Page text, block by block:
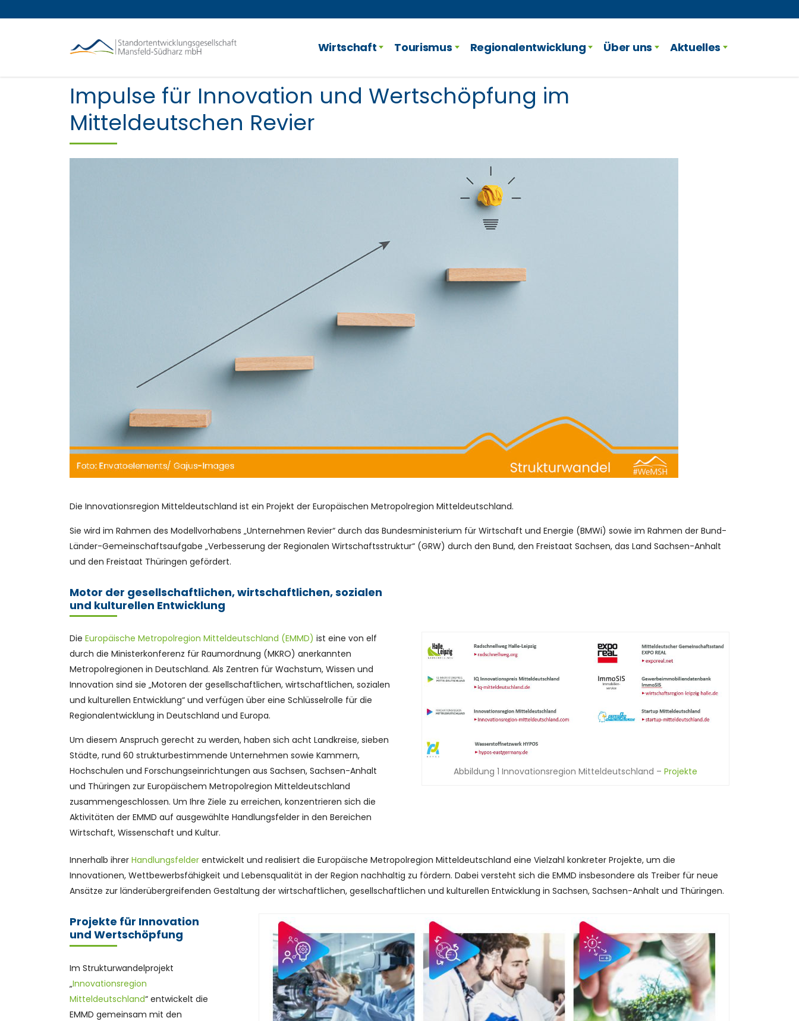
Wirtschaft Tourismus Regionalentwicklung Über uns Aktuelles
Impulse für Innovation und Wertschöpfung im
Mitteldeutschen Revier
Die Innovationsregion Mitteldeutschland ist ein Projekt der Europäischen Metropolregion Mitteldeutschland.
Sie wird im Rahmen des Modellvorhabens „Unternehmen Revier“ durch das Bundesministerium für Wirtschaft und Energie (BMWi) sowie im Rahmen der Bund-
Länder-Gemeinschaftsaufgabe „Verbesserung der Regionalen Wirtschaftsstruktur“ (GRW) durch den Bund, den Freistaat Sachsen, das Land Sachsen-Anhalt
und den Freistaat Thüringen gefördert.
Motor der gesellschaftlichen, wirtschaftlichen, sozialen
und kulturellen Entwicklung
Die Europäische Metropolregion Mitteldeutschland (EMMD) ist eine von elf
durch die Ministerkonferenz für Raumordnung (MKRO) anerkannten
Metropolregionen in Deutschland. Als Zentren für Wachstum, Wissen und
Innovation sind sie „Motoren der gesellschaftlichen, wirtschaftlichen, sozialen
und kulturellen Entwicklung“ und verfügen über eine Schlüsselrolle für die
Regionalentwicklung in Deutschland und Europa.
Um diesem Anspruch gerecht zu werden, haben sich acht Landkreise, sieben
Städte, rund 60 strukturbestimmende Unternehmen sowie Kammern,
Hochschulen und Forschungseinrichtungen aus Sachsen, Sachsen-Anhalt
und Thüringen zur Europäischem Metropolregion Mitteldeutschland
zusammengeschlossen. Um Ihre Ziele zu erreichen, konzentrieren sich die
Aktivitäten der EMMD auf ausgewählte Handlungsfelder in den Bereichen
Wirtschaft, Wissenschaft und Kultur.
Abbildung 1 Innovationsregion Mitteldeutschland – Projekte
Innerhalb ihrer Handlungsfelder entwickelt und realisiert die Europäische Metropolregion Mitteldeutschland eine Vielzahl konkreter Projekte, um die
Innovationen, Wettbewerbsfähigkeit und Lebensqualität in der Region nachhaltig zu fördern. Dabei versteht sich die EMMD insbesondere als Treiber für neue
Ansätze zur länderübergreifenden Gestaltung der wirtschaftlichen, gesellschaftlichen und kulturellen Entwicklung in Sachsen, Sachsen-Anhalt und Thüringen.
Projekte für Innovation
und Wertschöpfung
Im Strukturwandelprojekt
„Innovationsregion
Mitteldeutschland“ entwickelt die
EMMD gemeinsam mit den